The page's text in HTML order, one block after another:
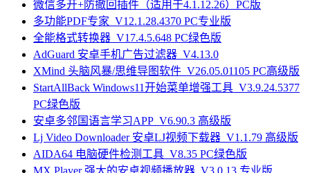
微信多开+防撤回插件（适用于4.1.12.26）PC版
多功能PDF专家_V12.1.28.4370 PC专业版
全能格式转换器_V17.4.5.648 PC绿色版
AdGuard 安卓手机广告过滤器_V4.13.0
XMind 头脑风暴/思维导图软件_V26.05.01105 PC高级版
StartAllBack Windows11开始菜单增强工具_V3.9.24.5377
PC绿色版
安卓多邻国语言学习APP_V6.90.3 高级版
Lj Video Downloader 安卓LJ视频下载器_V1.1.79 高级版
AIDA64 电脑硬件检测工具_V8.35 PC绿色版
MX Player 强大的安卓视频播放器_V3.0.13 专业版